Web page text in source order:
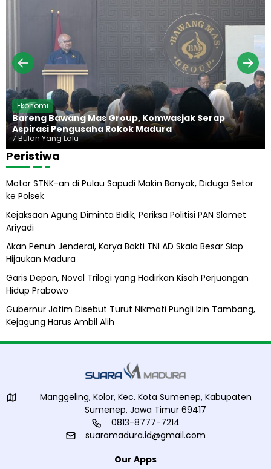
Ekonomi
Bareng Bawang Mas Group, Komwasjak Serap
Aspirasi Pengusaha Rokok Madura
7 Bulan Yang Lalu
Peristiwa
Motor STNK-an di Pulau Sapudi Makin Banyak, Diduga Setor
ke Polsek
Kejaksaan Agung Diminta Bidik, Periksa Politisi PAN Slamet
Ariyadi
Akan Penuh Jenderal, Karya Bakti TNI AD Skala Besar Siap
Hijaukan Madura
Garis Depan, Novel Trilogi yang Hadirkan Kisah Perjuangan
Hidup Prabowo
Gubernur Jatim Disebut Turut Nikmati Pungli Izin Tambang,
Kejagung Harus Ambil Alih
Manggeling, Kolor, Kec. Kota Sumenep, Kabupaten
Sumenep, Jawa Timur 69417
0813-8777-7214
suaramadura.id@gmail.com
Our Apps